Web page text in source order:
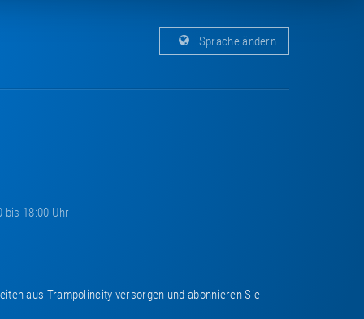
Sprache ändern
bis 18:00 Uhr
aus Trampolincity versorgen und abonnieren Sie